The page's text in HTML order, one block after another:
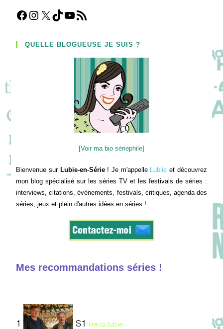
Facebook
Instagram
X TikTokYouTube
Flux RSS
QUELLE BLOGUEUSE JE SUIS ?
[Voir ma bio sériephile]
Bienvenue sur Lubie-en-Série! Je m'appelle Lubiie et découvrez
mon blog spécialisé sur les séries TV et les festivals de séries :
interviews, citations, événements, festivals, critiques, agenda des
séries, jeux et plein d'autres idées en séries !
Mes recommandations séries !
1 S1 lire la lubie